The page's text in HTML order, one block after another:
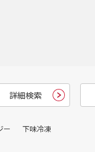
詳細検索
ー
下味冷凍